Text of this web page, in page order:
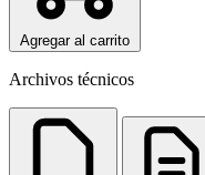
Agregar al carrito
Archivos técnicos